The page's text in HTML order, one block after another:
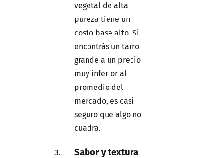
vegetal de alta
pureza tiene un
costo base alto. Si
encontrás un tarro
grande a un precio
muy inferior al
promedio del
mercado, es casi
seguro que algo no
cuadra.
Sabor y textura